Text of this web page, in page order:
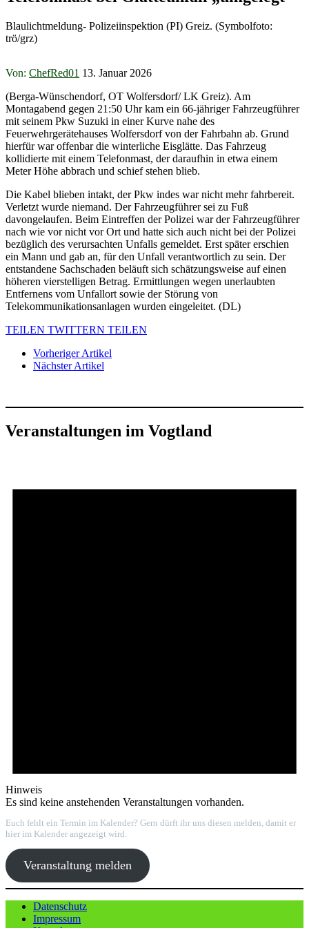
Blaulichtmeldung- Polizeiinspektion (PI) Greiz. (Symbolfoto:
trö/grz)
Von: ChefRed01 13. Januar 2026
(Berga-Wünschendorf, OT Wolfersdorf/ LK Greiz). Am
Montagabend gegen 21:50 Uhr kam ein 66-jähriger Fahrzeugführer
mit seinem Pkw Suzuki in einer Kurve nahe des
Feuerwehrgerätehauses Wolfersdorf von der Fahrbahn ab. Grund
hierfür war offenbar die winterliche Eisglätte. Das Fahrzeug
kollidierte mit einem Telefonmast, der daraufhin in etwa einem
Meter Höhe abbrach und schief stehen blieb.
Die Kabel blieben intakt, der Pkw indes war nicht mehr fahrbereit.
Verletzt wurde niemand. Der Fahrzeugführer sei zu Fuß
davongelaufen. Beim Eintreffen der Polizei war der Fahrzeugführer
nach wie vor nicht vor Ort und hatte sich auch nicht bei der Polizei
bezüglich des verursachten Unfalls gemeldet. Erst später erschien
ein Mann und gab an, für den Unfall verantwortlich zu sein. Der
entstandene Sachschaden beläuft sich schätzungsweise auf einen
höheren vierstelligen Betrag. Ermittlungen wegen unerlaubten
Entfernens vom Unfallort sowie der Störung von
Telekommunikationsanlagen wurden eingeleitet. (DL)
TEILEN TWITTERN TEILEN
Vorheriger Artikel
Nächster Artikel
Veranstaltungen im Vogtland
Hinweis
Es sind keine anstehenden Veranstaltungen vorhanden.
Euch fehlt ein Termin im Kalender? Gern dürft ihr uns diesen melden, damit er
hier im Kalender angezeigt wird.
Veranstaltung melden
Datenschutz
Impressum